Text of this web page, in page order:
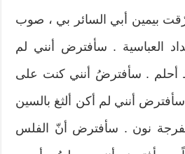
بيمين أبي السائر بي ، صوب
العباسية . سأفترض أنني لم
أحلم . سأفترضُ أنني كنت على
سأفترض أنني لم أكن ألثغ بالسين
بفرجة نون . سأفترض أنّ الفلس